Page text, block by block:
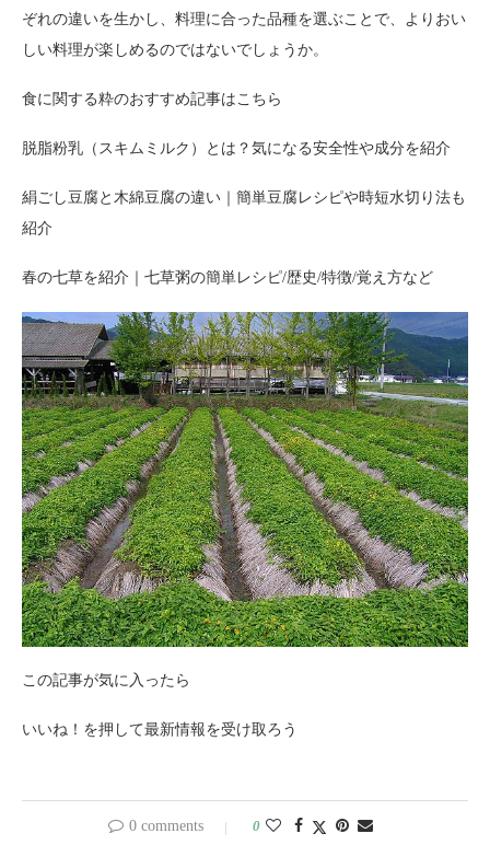
ぞれの違いを生かし、料理に合った品種を選ぶことで、よりおい
しい料理が楽しめるのではないでしょうか。
食に関する粋のおすすめ記事はこちら
脱脂粉乳（スキムミルク）とは？気になる安全性や成分を紹介
絹ごし豆腐と木綿豆腐の違い｜簡単豆腐レシピや時短水切り法も
紹介
春の七草を紹介｜七草粥の簡単レシピ/歴史/特徴/覚え方など
この記事が気に入ったら
いいね！を押して最新情報を受け取ろう
0 comments 0